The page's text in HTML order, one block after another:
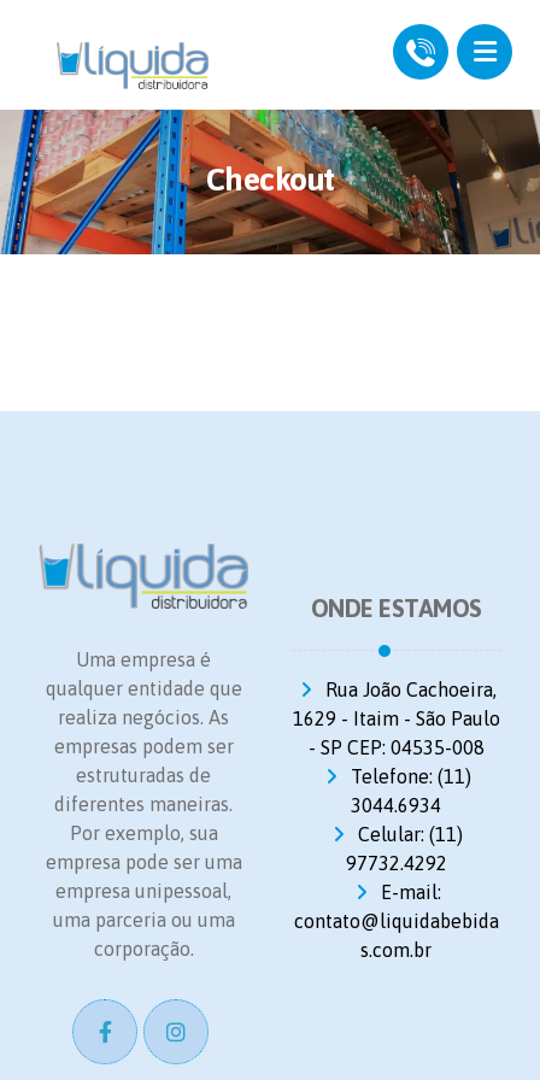
Checkout
Uma empresa é
qualquer entidade que
realiza negócios. As
empresas podem ser
estruturadas de
diferentes maneiras.
Por exemplo, sua
empresa pode ser uma
empresa unipessoal,
uma parceria ou uma
corporação.
ONDE ESTAMOS
Rua João Cachoeira,
1629 - Itaim - São Paulo
- SP CEP: 04535-008
Telefone: (11)
3044.6934
Celular: (11)
97732.4292
E-mail:
contato@liquidabebida
s.com.br